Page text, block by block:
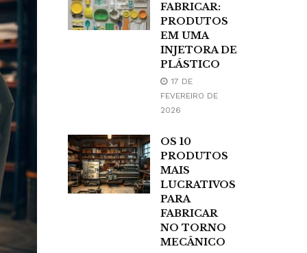
FABRICAR:
PRODUTOS
EM UMA
INJETORA DE
PLÁSTICO
17 DE
FEVEREIRO DE
2026
OS 10
PRODUTOS
MAIS
LUCRATIVOS
PARA
FABRICAR
NO TORNO
MECÂNICO